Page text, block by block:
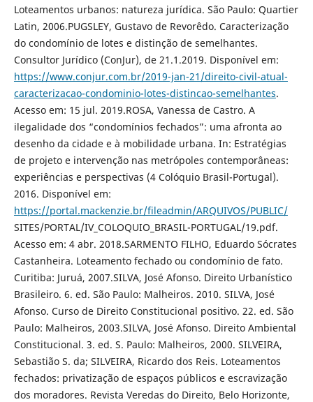
Loteamentos urbanos: natureza jurídica. São Paulo: Quartier
Latin, 2006.PUGSLEY, Gustavo de Revorêdo. Caracterização
do condomínio de lotes e distinção de semelhantes.
Consultor Jurídico (ConJur), de 21.1.2019. Disponível em:
https://www.conjur.com.br/2019-jan-21/direito-civil-atual-
caracterizacao-condominio-lotes-distincao-semelhantes.
Acesso em: 15 jul. 2019.ROSA, Vanessa de Castro. A
ilegalidade dos “condomínios fechados”: uma afronta ao
desenho da cidade e à mobilidade urbana. In: Estratégias
de projeto e intervenção nas metrópoles contemporâneas:
experiências e perspectivas (4 Colóquio Brasil-Portugal).
2016. Disponível em:
https://portal.mackenzie.br/fileadmin/ARQUIVOS/PUBLIC/
SITES/PORTAL/IV_COLOQUIO_BRASIL-PORTUGAL/19.pdf.
Acesso em: 4 abr. 2018.SARMENTO FILHO, Eduardo Sócrates
Castanheira. Loteamento fechado ou condomínio de fato.
Curitiba: Juruá, 2007.SILVA, José Afonso. Direito Urbanístico
Brasileiro. 6. ed. São Paulo: Malheiros. 2010. SILVA, José
Afonso. Curso de Direito Constitucional positivo. 22. ed. São
Paulo: Malheiros, 2003.SILVA, José Afonso. Direito Ambiental
Constitucional. 3. ed. S. Paulo: Malheiros, 2000. SILVEIRA,
Sebastião S. da; SILVEIRA, Ricardo dos Reis. Loteamentos
fechados: privatização de espaços públicos e escravização
dos moradores. Revista Veredas do Direito, Belo Horizonte,